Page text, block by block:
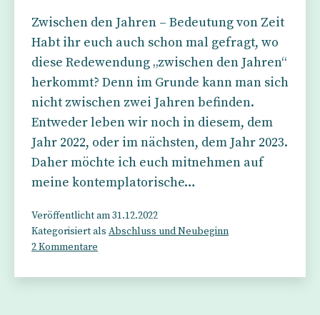
Zwischen den Jahren – Bedeutung von Zeit
Habt ihr euch auch schon mal gefragt, wo
diese Redewendung „zwischen den Jahren“
herkommt? Denn im Grunde kann man sich
nicht zwischen zwei Jahren befinden.
Entweder leben wir noch in diesem, dem
Jahr 2022, oder im nächsten, dem Jahr 2023.
Daher möchte ich euch mitnehmen auf
meine kontemplatorische…
Veröffentlicht am31.12.2022
Kategorisiert als Abschluss und Neubeginn
2 Kommentare
den